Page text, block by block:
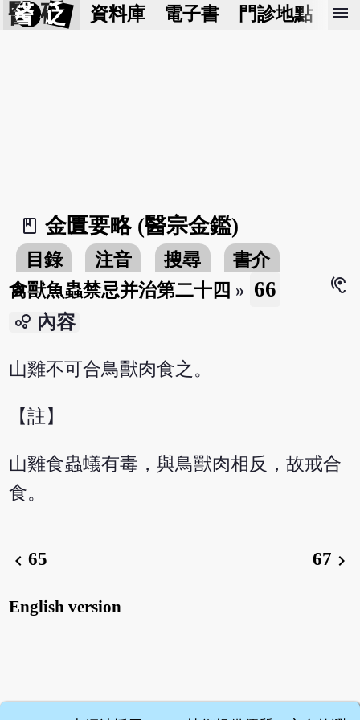
醫 砭 資料庫 電子書 門診地點 預
menu
book_2
金匱要略 (醫宗金鑑)
目錄 注音 搜尋
書介
禽獸魚蟲禁忌并治第二十四 » 66
hearing
bubble_chart 內容
山雞不可合鳥獸肉食之。
【註】
山雞食蟲蟻有毒，與鳥獸肉相反，故戒合
食。
chevron_left65 67 chevron_right
English version